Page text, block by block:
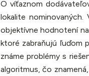
O víťaznom
lokalite
objektívne hodnotení
ktoré zabraňujú ľuďom
známe problémy s
algoritmus, čo